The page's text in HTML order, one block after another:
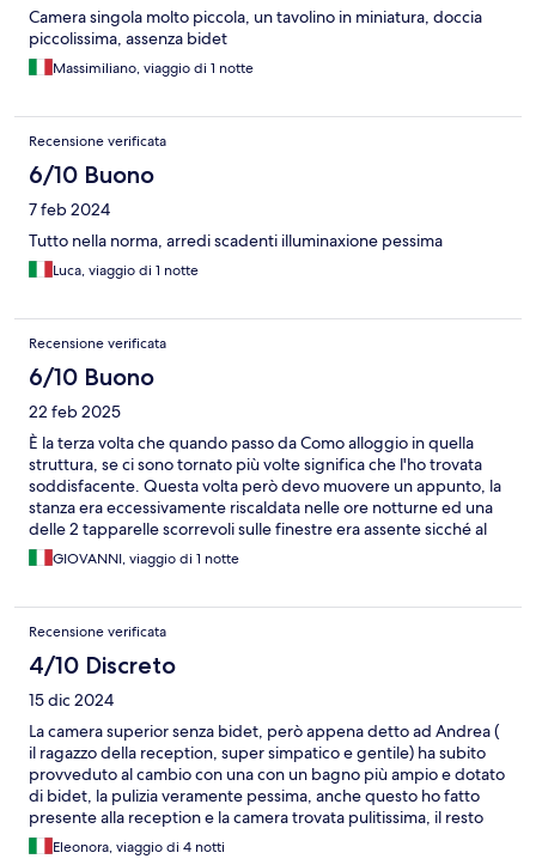
Camera singola molto piccola, un tavolino in miniatura, doccia
piccolissima, assenza bidet
Massimiliano, viaggio di 1 notte
Recensione verificata
6/10 Buono
7 feb 2024
Tutto nella norma, arredi scadenti illuminaxione pessima
Luca, viaggio di 1 notte
Recensione verificata
6/10 Buono
22 feb 2025
È la terza volta che quando passo da Como alloggio in quella
struttura, se ci sono tornato più volte significa che l'ho trovata
soddisfacente. Questa volta però devo muovere un appunto, la
stanza era eccessivamente riscaldata nelle ore notturne ed una
delle 2 tapparelle scorrevoli sulle finestre era assente sicché al
mattino entrava un po' troppa luce. Per il resto niente da dire
camera ed arredamento sufficientemente confortevoli e bagno
dalle altre non ho usufruito né del garage né della colazione in
albergo. Prezzo buonissimo nel rapporto costo-prestazione.
GIOVANNI, viaggio di 1 notte
Recensione verificata
4/10 Discreto
15 dic 2024
La camera superior senza bidet, però appena detto ad Andrea (
il ragazzo della reception, super simpatico e gentile) ha subito
provveduto al cambio con una con un bagno più ampio e dotato
di bidet, la pulizia veramente pessima, anche questo ho fatto
presente alla reception e la camera trovata pulitissima, il resto
dei giorni è tornata come prima, sporca e pulita
grossolanamente con gli asciugamani che lasciavano a
Eleonora, viaggio di 4 notti